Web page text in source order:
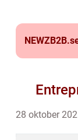
NEWZB2B.
28 oktober